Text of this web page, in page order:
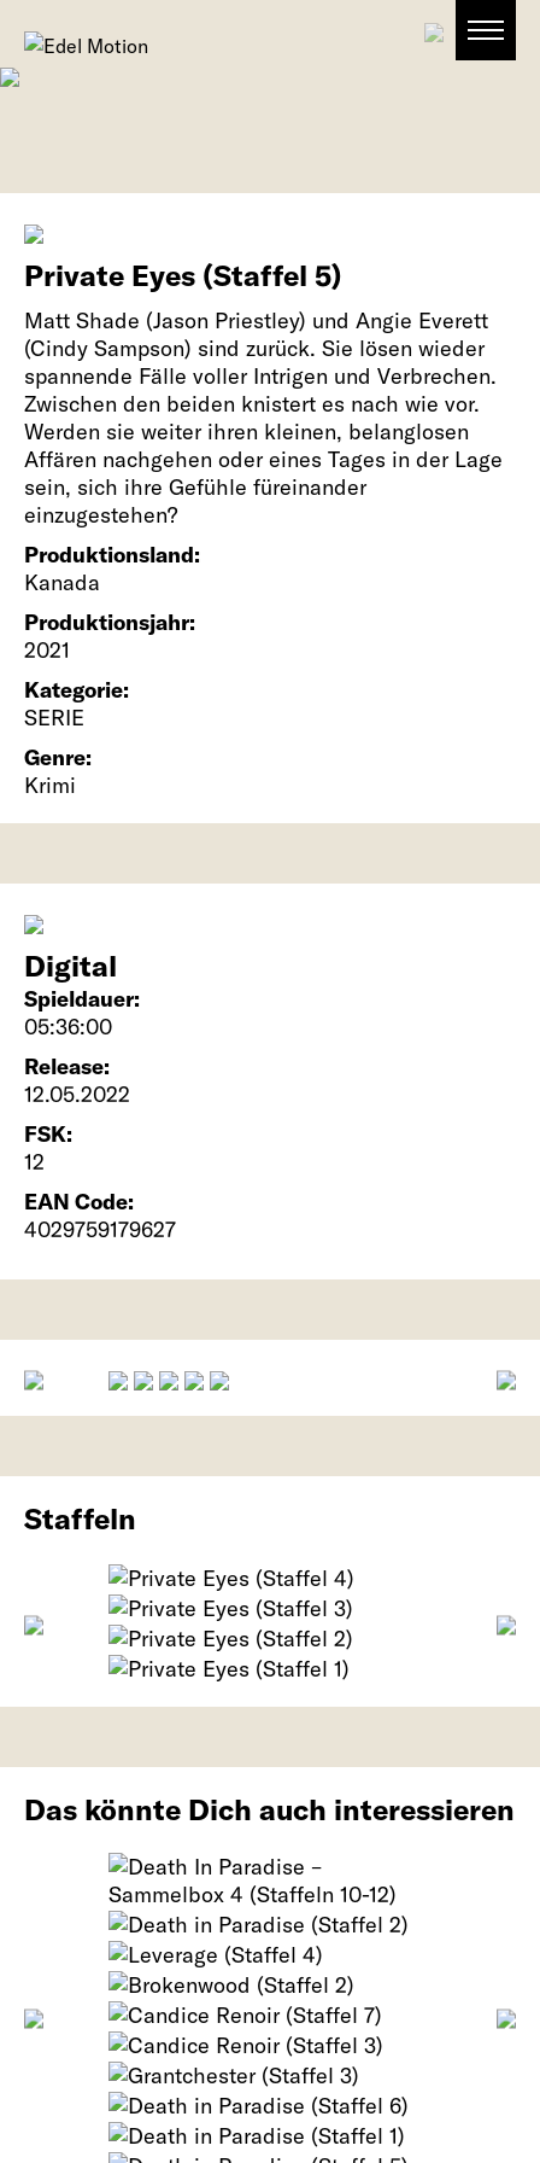
Private Eyes (Staffel 5)
Matt Shade (Jason Priestley) und Angie Everett
(Cindy Sampson) sind zurück. Sie lösen wieder
spannende Fälle voller Intrigen und Verbrechen.
Zwischen den beiden knistert es nach wie vor.
Werden sie weiter ihren kleinen, belanglosen
Affären nachgehen oder eines Tages in der Lage
sein, sich ihre Gefühle füreinander
einzugestehen?
Produktionsland:
Kanada
Produktionsjahr:
2021
Kategorie:
SERIE
Genre:
Krimi
Digital
Spieldauer:
05:36:00
Release:
12.05.2022
FSK:
12
EAN Code:
4029759179627
Staffeln
Das könnte Dich auch interessieren